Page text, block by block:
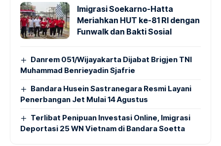
Imigrasi Soekarno-Hatta
Meriahkan HUT ke-81 RI dengan
Funwalk dan Bakti Sosial
Danrem 051/Wijayakarta Dijabat Brigjen TNI
Muhammad Benrieyadin Sjafrie
Bandara Husein Sastranegara Resmi Layani
Penerbangan Jet Mulai 14 Agustus
Terlibat Penipuan Investasi Online, Imigrasi
Deportasi 25 WN Vietnam di Bandara Soetta